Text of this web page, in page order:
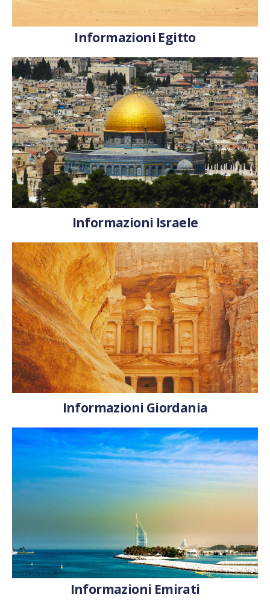
Informazioni Egitto
Informazioni Israele
Informazioni Giordania
Informazioni Emirati